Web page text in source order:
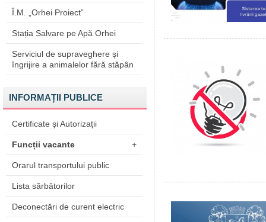
Î.M. „Orhei Proiect”
Stația Salvare pe Apă Orhei
Serviciul de supraveghere și
îngrijire a animalelor fără stăpân
INFORMAȚII PUBLICE
Certificate și Autorizații
Funcții vacante +
Orarul transportului public
Lista sărbătorilor
Deconectări de curent electric